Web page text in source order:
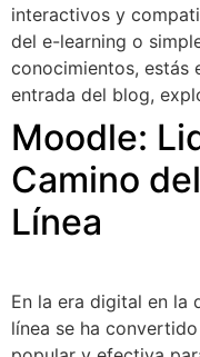
interactivos y
del e-learning o
conocimientos, estás
entrada del blog,
Moodle:
Camino
Línea
En la era digital en la
línea se ha